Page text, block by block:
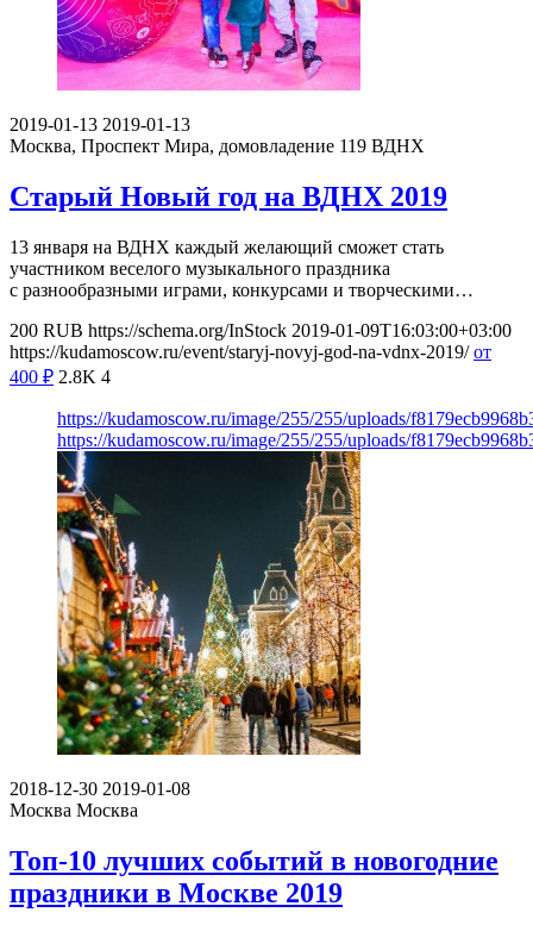
2019-01-13 2019-01-13
Москва, Проспект Мира, домовладение 119 ВДНХ
Старый Новый год на ВДНХ 2019
13 января на ВДНХ каждый желающий сможет стать
участником веселого музыкального праздника
с разнообразными играми, конкурсами и творческими…
200 RUB https://schema.org/InStock 2019-01-09T16:03:00+03:00
https://kudamoscow.ru/event/staryj-novyj-god-na-vdnx-2019/ от
400 ₽ 2.8K 4
https://kudamoscow.ru/image/255/255/uploads/
https://kudamoscow.ru/image/255/255/uploads/
2018-12-30 2019-01-08
Москва Москва
Топ-10 лучших событий в новогодние
праздники в Москве 2019